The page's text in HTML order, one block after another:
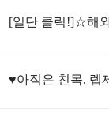
[일단 클릭!]☆해
♥아직은 친목, 렙